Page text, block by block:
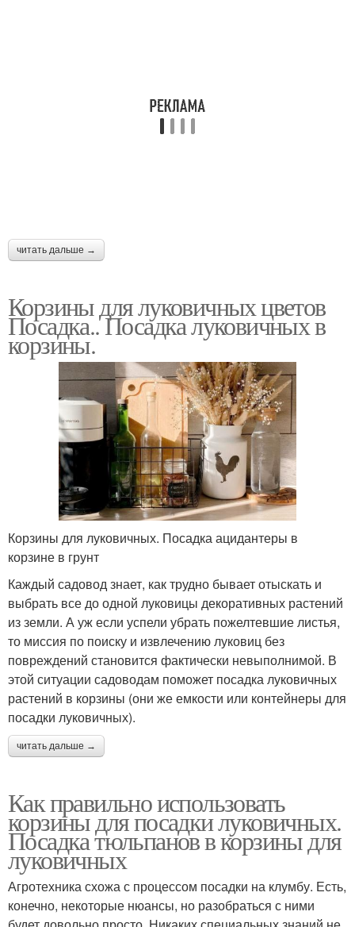
читать дальше →
Корзины для луковичных цветов
Посадка.. Посадка луковичных в
корзины.
Корзины для луковичных. Посадка ацидантеры в
корзине в грунт
Каждый садовод знает, как трудно бывает отыскать и
выбрать все до одной луковицы декоративных растений
из земли. А уж если успели убрать пожелтевшие листья,
то миссия по поиску и извлечению луковиц без
повреждений становится фактически невыполнимой. В
этой ситуации садоводам поможет посадка луковичных
растений в корзины (они же емкости или контейнеры для
посадки луковичных).
читать дальше →
Как правильно использовать
корзины для посадки луковичных.
Посадка тюльпанов в корзины для
луковичных
Агротехника схожа с процессом посадки на клумбу. Есть,
конечно, некоторые нюансы, но разобраться с ними